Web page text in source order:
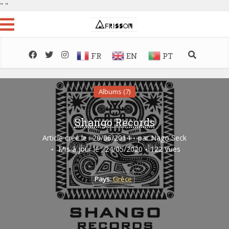
" "
FR EN PT
Albums (7)
Shango Records
Article créé le : 20/06/2014 par Nago Seck
Mis à jour le : 24/05/2020
122 Vues
Pays:Grèce